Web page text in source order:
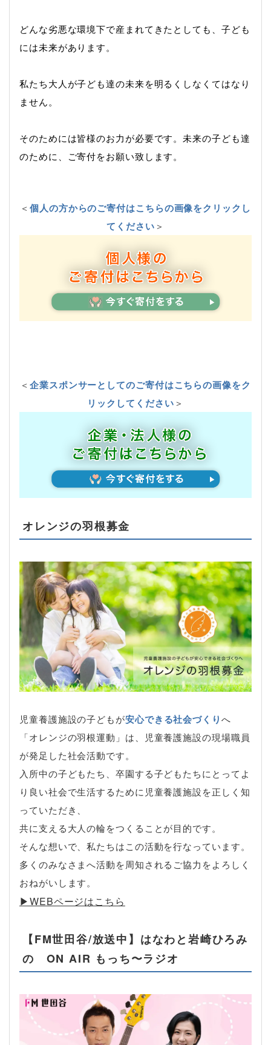
どんな劣悪な環境下で産まれてきたとしても、 子ども
には未来があります。
私たち大人が子ども達の未来を明るくしなくてはなり
ません。
そのためには皆様のお力が必要です。未来の子ども達
のために、ご寄付をお願い致します。
＜個人の方からのご寄付はこちらの画像をクリックし
てください＞
＜企業スポンサーとしてのご寄付はこちらの画像をク
リックしてください＞
オレンジの羽根募金
児童養護施設の子どもが安心できる社会づくりへ
「オレンジの羽根運動」は、児童養護施設の現場職員
が発足した社会活動です。
入所中の子どもたち、卒園する子どもたちにとってよ
り良い社会で生活するために児童養護施設を正しく知
っていただき、
共に支える大人の輪をつくることが目的です。
そんな想いで、私たちはこの活動を行なっています。
多くのみなさまへ活動を周知されるご協力をよろしく
おねがいします。
▶︎WEBページはこちら
【FM世田谷/放送中】はなわと岩崎ひろみ
の ON AIR もっち〜ラジオ